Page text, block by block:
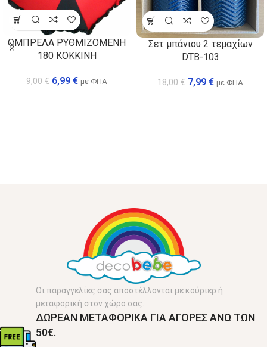
ΟΜΠΡΕΛΑ ΡΥΘΜΙΖΟΜΕΝΗ
180 ΚΟΚΚΙΝΗ
9,00€ 6,99 € με ΦΠΑ
Σετ μπάνιου 2 τεμαχίων
DTB-103
18,00€ 7,99 € με ΦΠΑ
Οι παραγγελίες σας αποστέλλονται με κούριερ ή
μεταφορική στον χώρο σας.
ΔΩΡΕΑΝ ΜΕΤΑΦΟΡΙΚΑ ΓΙΑ ΑΓΟΡΕΣ ΑΝΩ ΤΩΝ
50€.